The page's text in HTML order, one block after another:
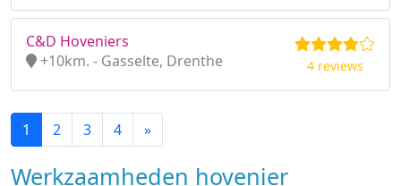
C&D Hoveniers
+10km. - Gasselte, Drenthe
4 reviews
1 2 3 4 »
Werkzaamheden hovenier